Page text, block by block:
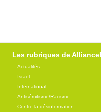
Les rubriques de
Actualités
Israël
International
Antisémitisme/Racisme
Contre la désinformation